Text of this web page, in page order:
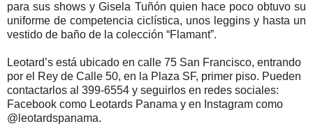
para sus shows y Gisela Tuñón quien hace poco obtuvo su
uniforme de competencia ciclística, unos leggins y hasta un
vestido de baño de la colección “Flamant”.
Leotard’s está ubicado en calle 75 San Francisco, entrando
por el Rey de Calle 50, en la Plaza SF, primer piso. Pueden
contactarlos al 399-6554 y seguirlos en redes sociales:
Facebook como Leotards Panama y en Instagram como
@leotardspanama.